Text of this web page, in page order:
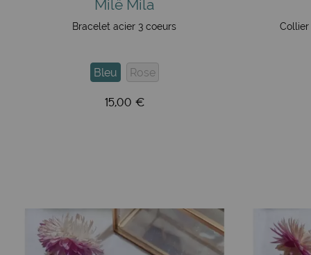
Milë Mila
Bracelet acier 3 coeurs
Bleu Rose
15,00 €